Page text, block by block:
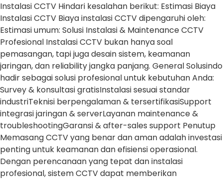
Instalasi CCTV Hindari kesalahan berikut: Estimasi Biaya
Instalasi CCTV Biaya instalasi CCTV dipengaruhi oleh:
Estimasi umum: Solusi Instalasi & Maintenance CCTV
Profesional Instalasi CCTV bukan hanya soal
pemasangan, tapi juga desain sistem, keamanan
jaringan, dan reliability jangka panjang. General Solusindo
hadir sebagai solusi profesional untuk kebutuhan Anda:
Survey & konsultasi gratisInstalasi sesuai standar
industriTeknisi berpengalaman & tersertifikasiSupport
integrasi jaringan & serverLayanan maintenance &
troubleshootingGaransi & after-sales support Penutup
Memasang CCTV yang benar dan aman adalah investasi
penting untuk keamanan dan efisiensi operasional.
Dengan perencanaan yang tepat dan instalasi
profesional, sistem CCTV dapat memberikan